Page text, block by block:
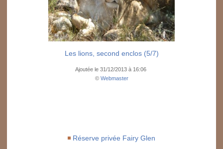
Les lions, second enclos (5/7)
Ajoutée le 31/12/2013 à 16:06
© Webmaster
Réserve privée Fairy Glen